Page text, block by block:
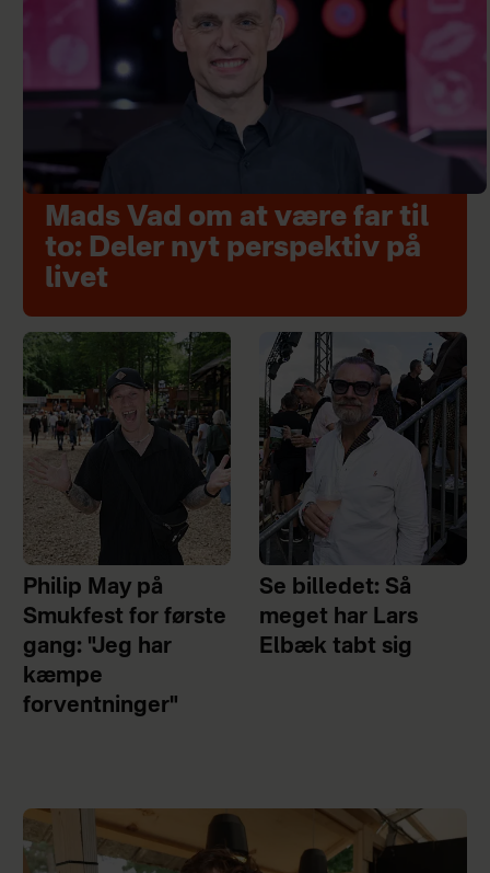
Mads Vad om at være far til
to: Deler nyt perspektiv på
livet
Philip May på
Smukfest for første
gang: "Jeg har
kæmpe
forventninger"
Se billedet: Så
meget har Lars
Elbæk tabt sig